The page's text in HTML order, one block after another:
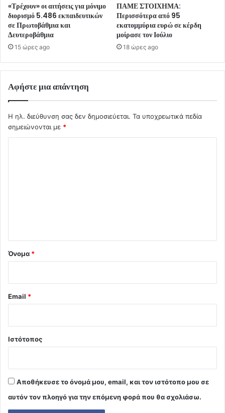
«Τρέχουν» οι αιτήσεις για μόνιμο
διορισμό 5.486 εκπαιδευτικών
σε Πρωτοβάθμια και
Δευτεροβάθμια
15 ώρες ago
ΠΑΜΕ ΣΤΟΙΧΗΜΑ:
Περισσότερα από 95
εκατομμύρια ευρώ σε κέρδη
μοίρασε τον Ιούλιο
18 ώρες ago
Αφήστε μια απάντηση
Η ηλ. διεύθυνση σας δεν δημοσιεύεται. Τα υποχρεωτικά πεδία
σημειώνονται με *
Όνομα *
Email *
Ιστότοπος
Αποθήκευσε το όνομά μου, email, και τον ιστότοπο μου σε
αυτόν τον πλοηγό για την επόμενη φορά που θα σχολιάσω.